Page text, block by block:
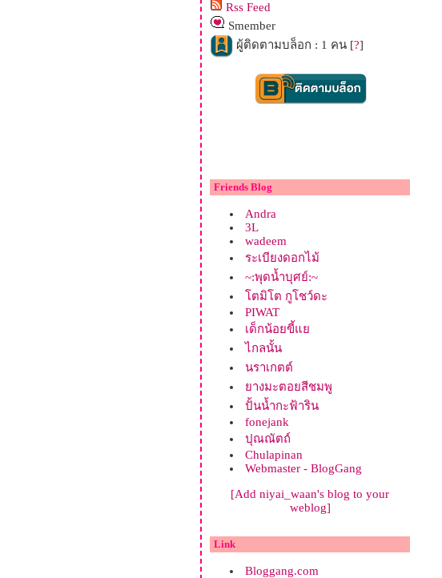
Rss Feed
Smember
ผู้ติดตามบล็อก : 1 คน [?]
Friends Blog
Andra
3L
wadeem
ระเบียงดอกไม้
~:พุดน้ำบุศย์:~
ตมิโต กูโชว์ดะ
PIWAT
เด็กน้อยขี้
ไกลนั้น
นราเกตต์
างมะตอยสีชมพู
ปั้นน้ำกะฟ้าริน
fonejank
ปุณณัตถ์
Chulapinan
Webmaster - BlogGang
[Add niyai_waan's blog to your
weblog]
Link
Bloggang.com